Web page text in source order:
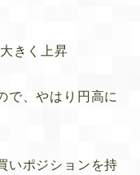
きく上昇
で、やはり円高に
いポジションを持